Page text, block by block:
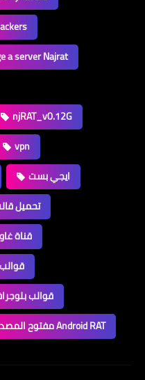
a server Najrat
njRAT_v0.12G
vpn
ايجي بست
تحميل
قناة
قوالب
مفتوح المصدر Android RAT